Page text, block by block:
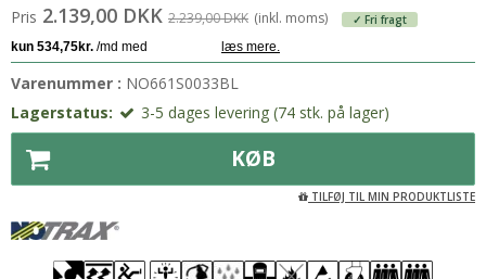
Pris 2.139,00 DKK 2.239,00 DKK (inkl. moms) ✓ Fri fragt
Varenummer : NO661S0033BL
Lagerstatus:
3-5 dages levering (74 stk. på lager)
KØB
TILFØJ TIL MIN PRODUKTLISTE